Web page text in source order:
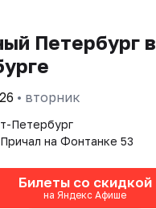
Петербург
• вторник
Петербург
Причал на Фонтанке 53
Билеты со скидкой
на Яндекс Афише